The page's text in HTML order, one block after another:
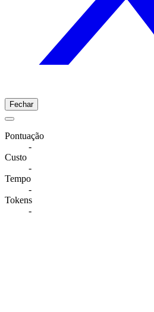
Fechar
Pontuação
-
Custo
-
Tempo
-
Tokens
-